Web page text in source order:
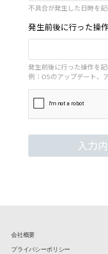
会社概要
プライバシーポリシー